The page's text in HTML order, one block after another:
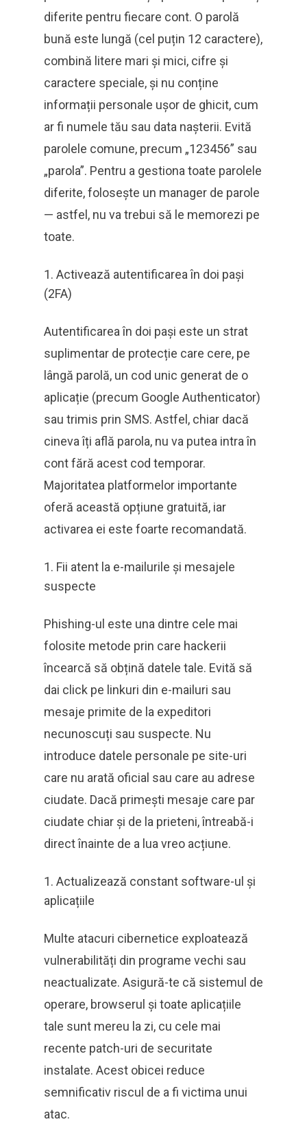
diferite pentru fiecare cont. O parolă
bună este lungă (cel puțin 12 caractere),
combină litere mari și mici, cifre și
caractere speciale, și nu conține
informații personale ușor de ghicit, cum
ar fi numele tău sau data nașterii. Evită
parolele comune, precum „123456” sau
„parola”. Pentru a gestiona toate parolele
diferite, folosește un manager de parole
— astfel, nu va trebui să le memorezi pe
toate.
Activează autentificarea în doi pași
(2FA)
Autentificarea în doi pași este un strat
suplimentar de protecție care cere, pe
lângă parolă, un cod unic generat de o
aplicație (precum Google Authenticator)
sau trimis prin SMS. Astfel, chiar dacă
cineva îți află parola, nu va putea intra în
cont fără acest cod temporar.
Majoritatea platformelor importante
oferă această opțiune gratuită, iar
activarea ei este foarte recomandată.
Fii atent la e-mailurile și mesajele
suspecte
Phishing-ul este una dintre cele mai
folosite metode prin care hackerii
încearcă să obțină datele tale. Evită să
dai click pe linkuri din e-mailuri sau
mesaje primite de la expeditori
necunoscuți sau suspecte. Nu
introduce datele personale pe site-uri
care nu arată oficial sau care au adrese
ciudate. Dacă primești mesaje care par
ciudate chiar și de la prieteni, întreabă-i
direct înainte de a lua vreo acțiune.
Actualizează constant software-ul și
aplicațiile
Multe atacuri cibernetice exploatează
vulnerabilități din programe vechi sau
neactualizate. Asigură-te că sistemul de
operare, browserul și toate aplicațiile
tale sunt mereu la zi, cu cele mai
recente patch-uri de securitate
instalate. Acest obicei reduce
semnificativ riscul de a fi victima unui
atac.